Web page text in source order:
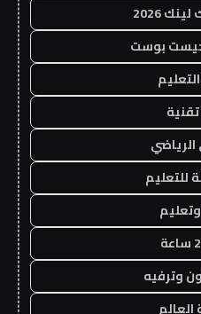
2026
بوست
للتعليم
وترفيه